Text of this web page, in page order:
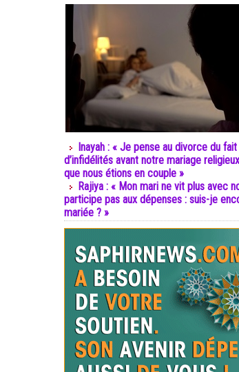
Inayah : « Je pense au divorce du fait
d’infidélités avant notre mariage
que nous étions en couple »
Rajiya : « Mon mari ne vit plus avec
participe pas aux dépenses : suis-je
mariée ? »